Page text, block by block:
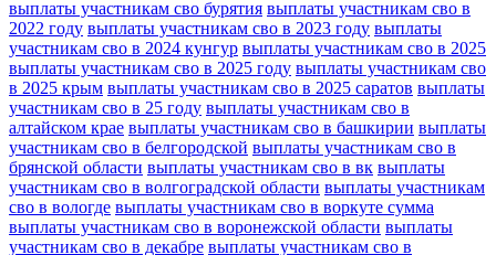
выплаты участникам сво бурятия выплаты участникам сво в
2022 году выплаты участникам сво в 2023 году выплаты
участникам сво в 2024 кунгур выплаты участникам сво в 2025
выплаты участникам сво в 2025 году выплаты участникам сво
в 2025 крым выплаты участникам сво в 2025 саратов выплаты
участникам сво в 25 году выплаты участникам сво в
алтайском крае выплаты участникам сво в башкирии выплаты
участникам сво в белгородской выплаты участникам сво в
брянской области выплаты участникам сво в вк выплаты
участникам сво в волгоградской области выплаты участникам
сво в вологде выплаты участникам сво в воркуте сумма
выплаты участникам сво в воронежской области выплаты
участникам сво в декабре выплаты участникам сво в